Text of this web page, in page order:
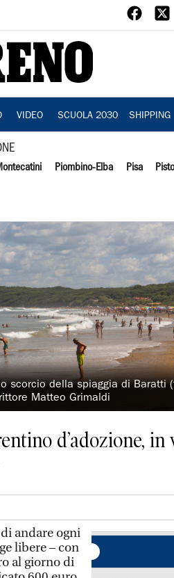
VIDEO SCUOLA 2030 SHIPPING
Piombino-Elba Pisa
scorcio della spiaggia di Baratti
Matteo Grimaldi
d’adozione, in
andare ogni
libere – con
al giorno di